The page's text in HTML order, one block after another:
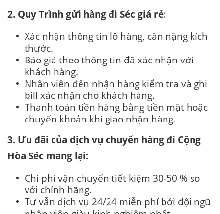
2. Quy Trình gửi hàng đi Séc giá rẻ:
Xác nhận thông tin lô hàng, cân nặng kích
thước.
Báo giá theo thông tin đã xác nhận với
khách hàng.
Nhân viên đến nhận hàng kiểm tra và ghi
bill xác nhận cho khách hàng.
Thanh toán tiền hàng bằng tiền mặt hoặc
chuyển khoản khi giao nhận hàng.
3. Ưu đãi của dịch vụ chuyển hàng đi Cộng
Hòa Séc mang lại:
Chi phí vận chuyển tiết kiệm 30-50 % so
với chính hãng.
Tư vẫn dịch vụ 24/24 miễn phí bởi đội ngũ